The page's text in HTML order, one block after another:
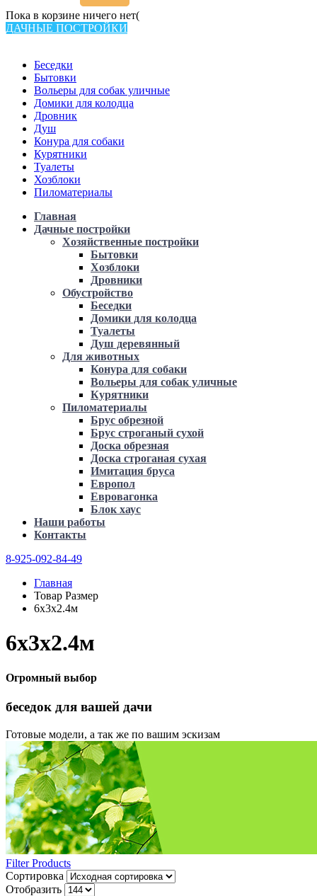
Пока в корзине ничего нет(
ДАЧНЫЕ ПОСТРОЙКИ
Беседки
Бытовки
Вольеры для собак уличные
Домики для колодца
Дровник
Душ
Конура для собаки
Курятники
Туалеты
Хозблоки
Пиломатериалы
Главная
Дачные постройки
Хозяйственные постройки
Бытовки
Хозблоки
Дровники
Обустройство
Беседки
Домики для колодца
Туалеты
Душ деревянный
Для животных
Конура для собаки
Вольеры для собак уличные
Курятники
Пиломатериалы
Брус обрезной
Брус строганый сухой
Доска обрезная
Доска строганая сухая
Имитация бруса
Европол
Евровагонка
Блок хаус
Наши работы
Контакты
8-925-092-84-49
Главная
Товар Размер
6х3х2.4м
6х3х2.4м
Огромный выбор
беседок для вашей дачи
Готовые модели, а так же по вашим эскизам
Filter Products
Сортировка
Отобразить